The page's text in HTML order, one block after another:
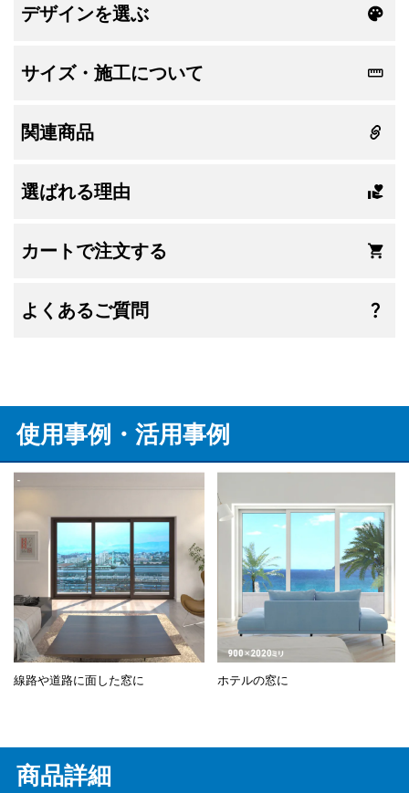
デザインを選ぶ
サイズ・施工について
関連商品
選ばれる理由
カートで注文する
よくあるご質問
使用事例・活用事例
線路や道路に面した窓に ホテルの窓に
商品詳細